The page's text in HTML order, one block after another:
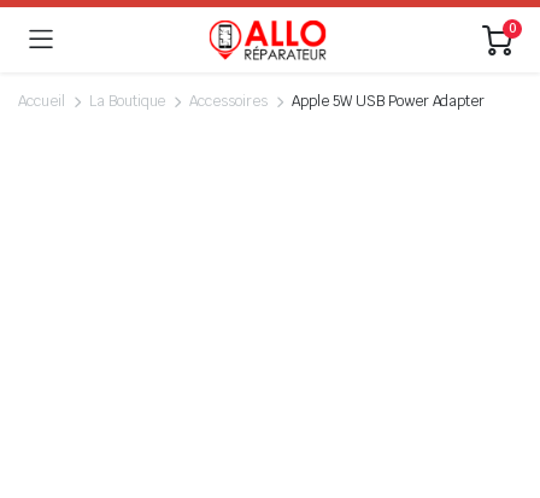
0
Accueil La Boutique Accessoires Apple 5W USB Power Adapter